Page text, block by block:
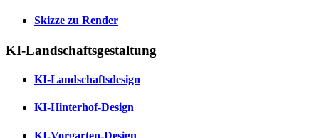
Skizze zu Render
KI-Landschaftsgestaltung
KI-Landschaftsdesign
KI-Hinterhof-Design
KI-Vorgarten-Design